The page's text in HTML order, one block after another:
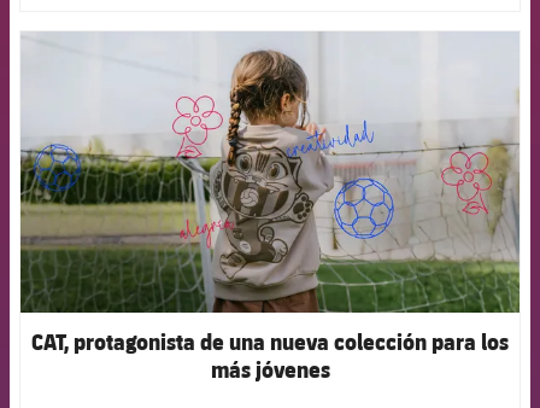
CAT, protagonista de una nueva colección para los
más jóvenes